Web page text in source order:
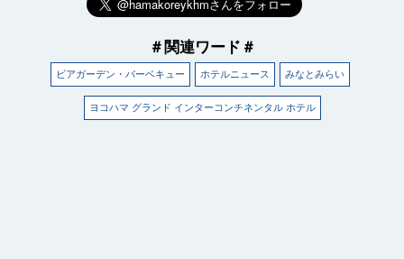
＃関連ワード＃
ビアガーデン・バーベキュー ホテルニュース みなとみらい
ヨコハマ グランド インターコンチネンタル ホテル